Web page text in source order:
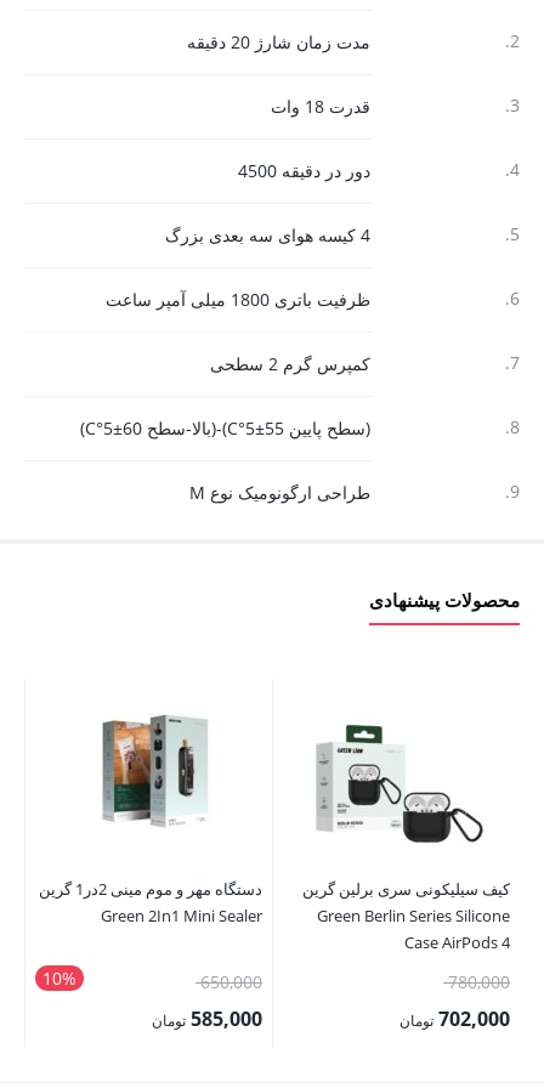
2. مدت زمان شارژ 20 دقیقه
3. قدرت 18 وات
4. دور در دقیقه 4500
5. 4 کیسه هوای سه بعدی بزرگ
6. ظرفیت باتری 1800 میلی آمپر ساعت
7. کمپرس گرم 2 سطحی
8. (سطح پایین 55±5°C)-(بالا-سطح 60±5°C)
9. طراحی ارگونومیک نوع M
محصولات پیشنهادی
کیف سیلیکونی سری برلین گرین
Green Berlin Series Silicone
Case AirPods 4
780,000قیمت
اصلی:702,000 تومان
دستگاه مهر و موم مینی 2در1 گرین
Green 2In1 Mini Sealer
10% 650,000قیمت
اصلی:585,000 تومان